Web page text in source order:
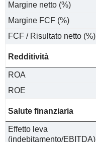
Margine netto (%)
Margine FCF (%)
FCF / Risultato netto (%)
Redditività
ROA
ROE
Salute finanziaria
Effetto leva
(indebitamento/EBITDA)